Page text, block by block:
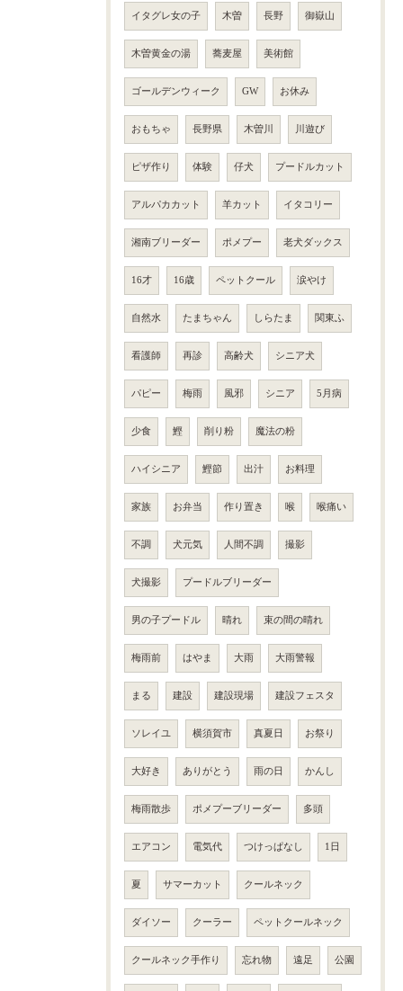
イタグレ女の子 木曽 長野 御嶽山
木曽黄金の湯 蕎麦屋 美術館
ゴールデンウィーク GW お休み
おもちゃ 長野県 木曽川 川遊び
ピザ作り 体験 仔犬 プードルカット
アルパカカット 羊カット イタコリー
湘南ブリーダー ポメプー 老犬ダックス
16才 16歳 ペットクール 涙やけ
自然水 たまちゃん しらたま 関東ふ
看護師 再診 高齢犬 シニア犬
パピー 梅雨 風邪 シニア 5月病
少食 鰹 削り粉 魔法の粉
ハイシニア 鰹節 出汁 お料理
家族 お弁当 作り置き 喉 喉痛い
不調 犬元気 人間不調 撮影
犬撮影 プードルブリーダー
男の子プードル 晴れ 束の間の晴れ
梅雨前 はやま 大雨 大雨警報
まる 建設 建設現場 建設フェスタ
ソレイユ 横須賀市 真夏日 お祭り
大好き ありがとう 雨の日 かんし
梅雨散歩 ポメプーブリーダー 多頭
エアコン 電気代 つけっぱなし 1日
夏 サマーカット クールネック
ダイソー クーラー ペットクールネック
クールネック手作り 忘れ物 遠足 公園